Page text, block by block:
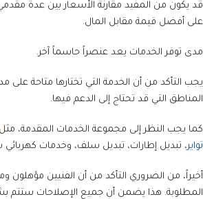
قد يكون من المفيد مقارنة الأسعار بين عدة
على أفضل قيمة مقابل المال.
مدى توفر الخدمات يعد عنصراً حاسماً آخر.
يجب التأكد من أن الخدمة التي تختارها متاحة
المناطق التي قد تحتاج إلى الدعم فيها.
كما يجب النظر إلى مجموعة الخدمات المقدمة، مثل
تواير، تبديل إطارات، تبديل سلف، وخدمات كهربائي
أخيراً، من الضروري التأكد من أن الفنيين مؤهلون
المطلوبة. هذا يضمن أن جميع الإصلاحات ستتم